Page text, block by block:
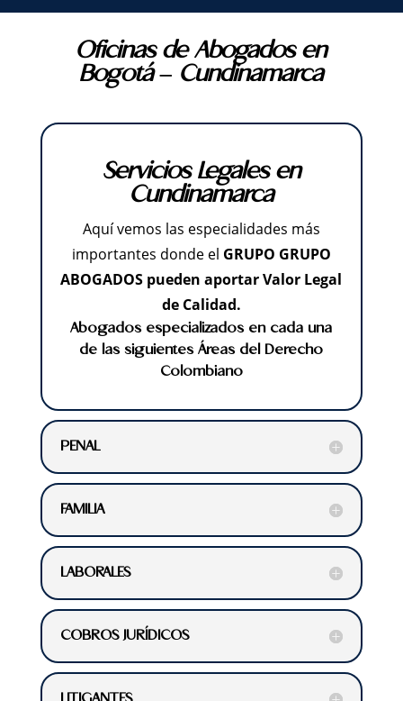
Oficinas de Abogados en
Bogotá – Cundinamarca
Servicios Legales en
Cundinamarca
Aquí vemos las especialidades más
importantes donde el GRUPO GRUPO
ABOGADOS pueden aportar Valor Legal
de Calidad.
Abogados especializados en cada una
de las siguientes Áreas del Derecho
Colombiano
PENAL
FAMILIA
LABORALES
COBROS JURÍDICOS